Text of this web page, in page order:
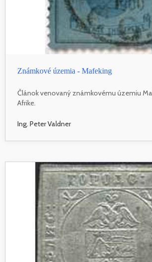
Známkové územia - Mafeking
Článok venovaný známkovému územiu
Afrike.
Ing. Peter Valdner